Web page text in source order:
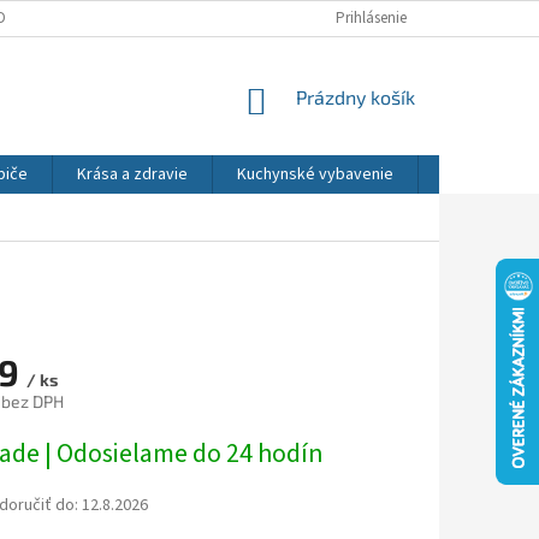
PODMIENKY OCHRANA OSOBNÝCH ÚDAJOV REKLAMÁCIE
Prihlásenie
NÁKUPNÝ
Prázdny košík
Krása a zdravie Kuchynské vybavenie
/ ks
DPH
| Odosielame do 24 hodín
do: 12.8.2026